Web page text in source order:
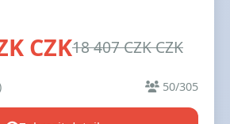
CZK18 407 CZK CZK
50/305